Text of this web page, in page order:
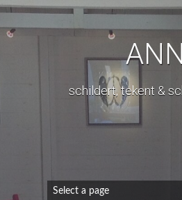
schildert, tekent &